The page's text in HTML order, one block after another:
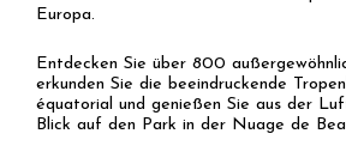
Europa.
Entdecken Sie über 800
erkunden Sie die beeindruckende
équatorial und genießen Sie aus der
Blick auf den Park in der Nuage de